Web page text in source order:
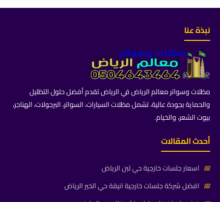
نبذة عنا
مظلات وسواتر معالم الرياض في الرياض تقدم أفضل حلول التظليل
والحماية بجودة عالية، تشمل مظلات السيارات، السواتر، البرجولات، الهناجر،
بيوت الشعر، والخيام.
أحدث المقالات
📅 اسعار جلسات خارجية حي لبن الرياض
📅 افضل شركة جلسات خارجية انيقة حي الخير الرياض